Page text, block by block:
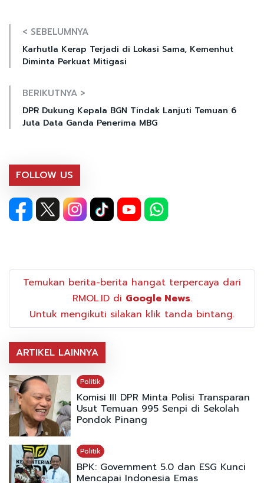
< SEBELUMNYA
Karhutla Kerap Terjadi di Lokasi Sama, Kemenhut
Diminta Perkuat Mitigasi
BERIKUTNYA >
DPR Dukung Kepala BGN Tindak Lanjuti Temuan 6
Juta Data Ganda Penerima MBG
FOLLOW US
Temukan berita-berita hangat terpercaya dari
RMOL.ID di Google News.
Untuk mengikuti silakan klik tanda bintang.
ARTIKEL LAINNYA
Politik
Komisi III DPR Minta Polisi Transparan
Usut Temuan 995 Senpi di Sekolah
Pondok Pinang
Politik
BPK: Government 5.0 dan ESG Kunci
Mencapai Indonesia Emas